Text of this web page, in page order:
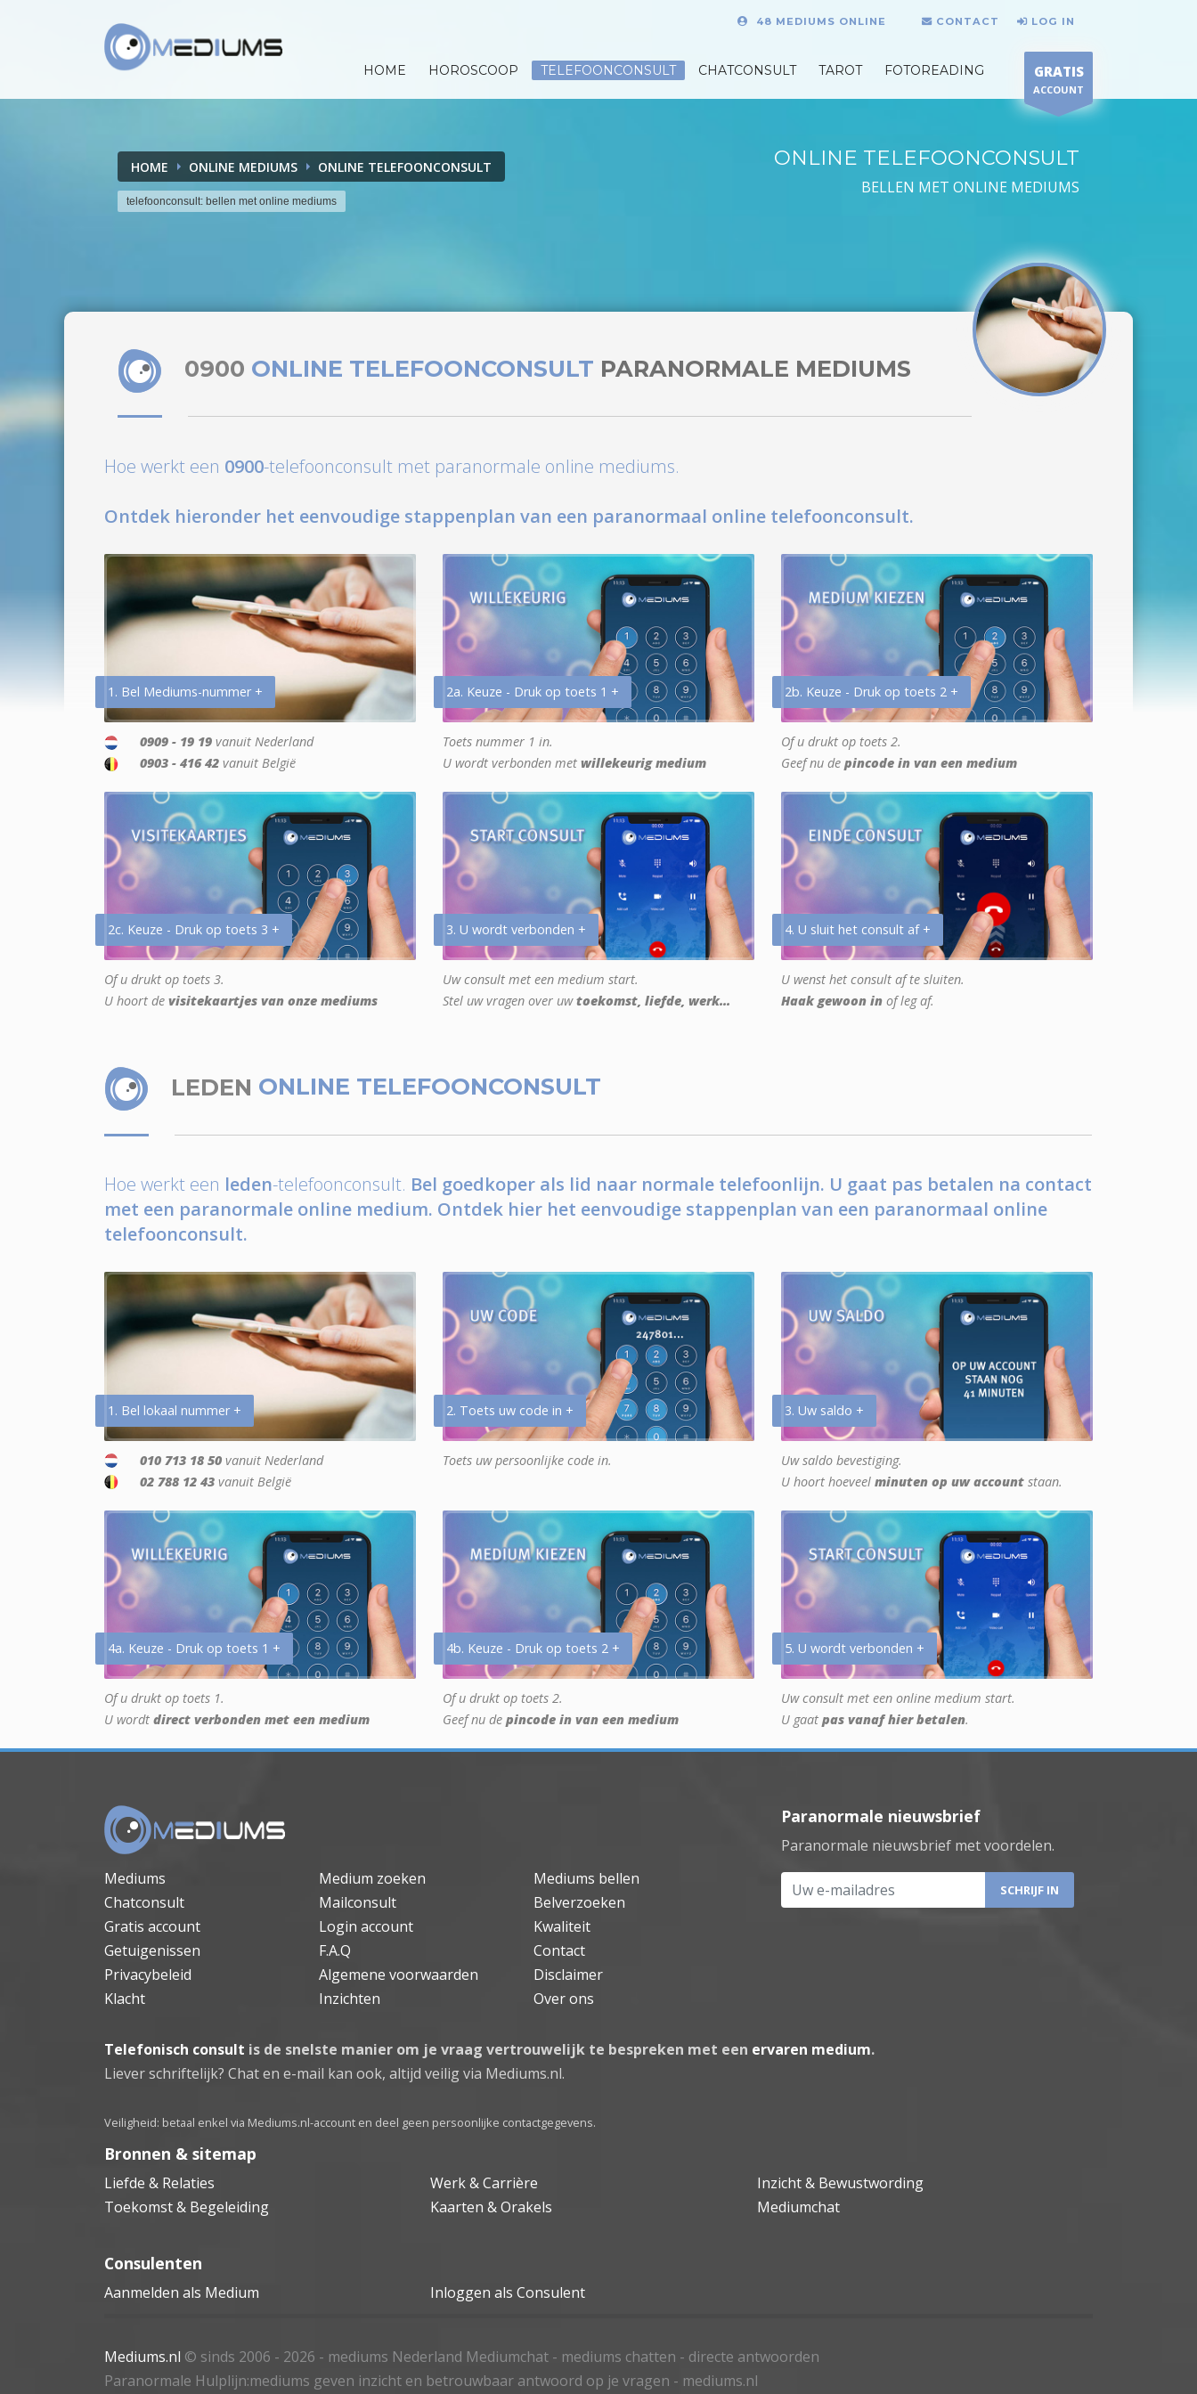
48 MEDIUMS ONLINE CONTACT LOG IN
HOME HOROSCOOP TELEFOONCONSULT CHATCONSULT TAROT FOTOREADING GRATIS
ACCOUNT
HOME ONLINE MEDIUMS ONLINE TELEFOONCONSULT
telefoonconsult: bellen met online mediums
ONLINE TELEFOONCONSULT
BELLEN MET ONLINE MEDIUMS
0900 ONLINE TELEFOONCONSULT PARANORMALE MEDIUMS
Hoe werkt een 0900-telefoonconsult met paranormale online mediums.
Ontdek hieronder het eenvoudige stappenplan van een paranormaal online telefoonconsult.
1. Bel Mediums-nummer +
0909 - 19 19 vanuit Nederland
0903 - 416 42 vanuit België
2a. Keuze - Druk op toets 1 +
Toets nummer 1 in.
U wordt verbonden met willekeurig medium
2b. Keuze - Druk op toets 2 +
Of u drukt op toets 2.
Geef nu de pincode in van een medium
2c. Keuze - Druk op toets 3 +
Of u drukt op toets 3.
U hoort de visitekaartjes van onze mediums
3. U wordt verbonden +
Uw consult met een medium start.
Stel uw vragen over uwtoekomst, liefde, werk...
4. U sluit het consult af +
U wenst het consult af te sluiten.
Haak gewoon in of leg af.
LEDEN ONLINE TELEFOONCONSULT
Hoe werkt een leden-telefoonconsult. Bel goedkoper als lid naar normale telefoonlijn. U gaat pas betalen na contact
met een paranormale online medium. Ontdek hier het eenvoudige stappenplan van een paranormaal online
telefoonconsult.
1. Bel lokaal nummer +
010 713 18 50 vanuit Nederland
02 788 12 43 vanuit België
2. Toets uw code in +
Toets uw persoonlijke code in.
3. Uw saldo +
Uw saldo bevestiging.
U hoort hoeveel minuten op uw account staan.
4a. Keuze - Druk op toets 1 +
Of u drukt op toets 1.
U wordt direct verbonden met een medium
4b. Keuze - Druk op toets 2 +
Of u drukt op toets 2.
Geef nu de pincode in van een medium
5. U wordt verbonden +
Uw consult met een online medium start.
U gaat pas vanaf hier betalen.
Mediums Medium zoeken
Mediums bellen
Chatconsult
Mailconsult
Belverzoeken
Gratis account
Login account
Kwaliteit
Getuigenissen
F.A.Q
Contact
Privacybeleid
Algemene voorwaarden
Disclaimer
Klacht
Inzichten Over ons
Paranormale nieuwsbrief
Paranormale nieuwsbrief met voordelen.
Uw e-mailadres
Telefonisch consult is de snelste manier om je vraag vertrouwelijk te bespreken met een ervaren medium.
Liever schriftelijk? Chat en e-mail kan ook, altijd veilig via Mediums.nl.
Veiligheid: betaal enkel via Mediums.nl-account en deel geen persoonlijke contactgegevens.
Bronnen & sitemap
Liefde & Relaties Werk & Carrière
Inzicht & Bewustwording
Toekomst & Begeleiding
Kaarten & Orakels Mediumchat
Consulenten
Aanmelden als Medium Inloggen als Consulent
Mediums.nl © sinds 2006 - 2026 - mediums Nederland Mediumchat - mediums chatten - directe antwoorden
Paranormale Hulplijn:mediums geven inzicht en betrouwbaar antwoord op je vragen - mediums.nl